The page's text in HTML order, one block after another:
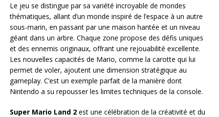
Le jeu se distingue par sa variété incroyable de mondes
thématiques, allant d’un monde inspiré de l’espace à un autre
sous-marin, en passant par une maison hantée et un niveau
géant dans un arbre. Chaque zone propose des défis uniques
et des ennemis originaux, offrant une rejouabilité excellente.
Les nouvelles capacités de Mario, comme la carotte qui lui
permet de voler, ajoutent une dimension stratégique au
gameplay. C’est un exemple parfait de la manière dont
Nintendo a su repousser les limites techniques de la console.
Super Mario Land 2 est une célébration de la créativité et du